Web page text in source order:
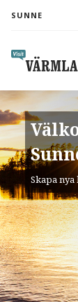
content
SUNNE
Skapa